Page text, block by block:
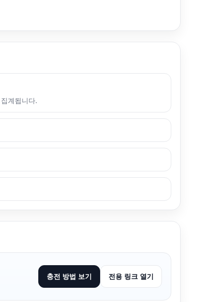
계됩니다.
충전 방법 보기 전용 링크 열기